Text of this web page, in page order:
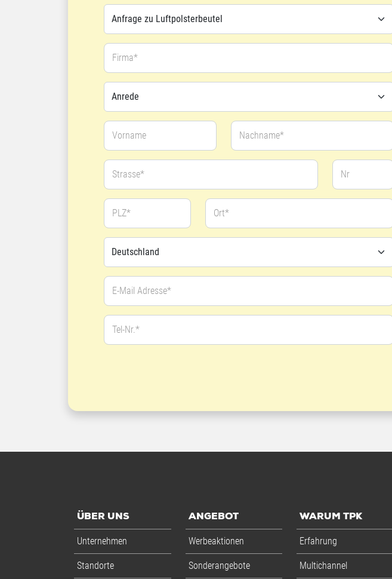
Firma*
Vorname Nachname*
Strasse* Nr
PLZ* Ort*
E-Mail Adresse*
Tel-Nr.*
ÜBER UNS
Unternehmen
Standorte
ANGEBOT
Werbeaktionen
Sonderangebote
WARUM TPK
Erfahrung
Multichannel